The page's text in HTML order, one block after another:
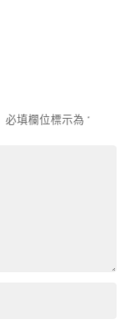
必填欄位標示為 *